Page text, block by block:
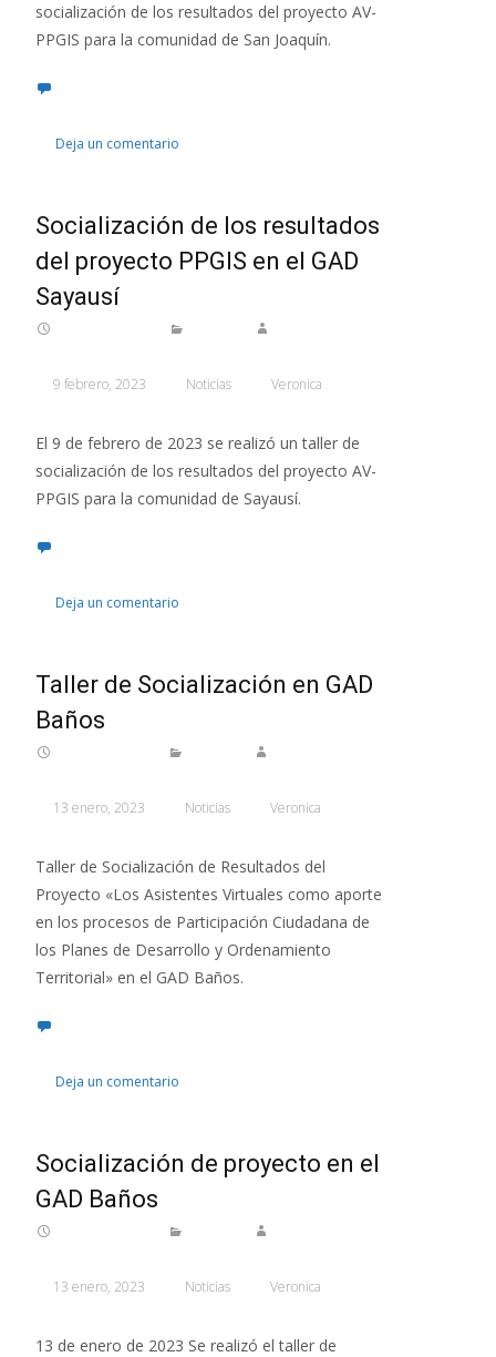
socialización de los resultados del proyecto AV-
PPGIS para la comunidad de San Joaquín.
Deja un comentario
Socialización de los resultados
del proyecto PPGIS en el GAD
Sayausí
9 febrero, 2023 Noticias Veronica
El 9 de febrero de 2023 se realizó un taller de
socialización de los resultados del proyecto AV-
PPGIS para la comunidad de Sayausí.
Deja un comentario
Taller de Socialización en GAD
Baños
13 enero, 2023 Noticias Veronica
Taller de Socialización de Resultados del
Proyecto «Los Asistentes Virtuales como aporte
en los procesos de Participación Ciudadana de
los Planes de Desarrollo y Ordenamiento
Territorial» en el GAD Baños.
Deja un comentario
Socialización de proyecto en el
GAD Baños
13 enero, 2023 Noticias Veronica
13 de enero de 2023 Se realizó el taller de